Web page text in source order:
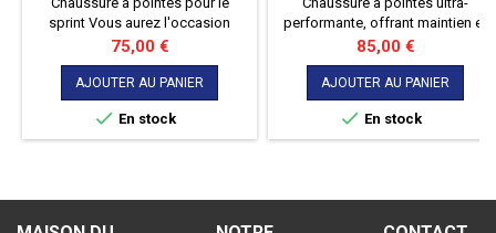
sprint Vous aurez l'occasion
d'utiliser cette paire de pointe
pour les sprints allant du 60 à
400m.
Prix
75,00 €
AJOUTER AU PANIER
 En stock
performante, offrant maintien et
propulsion pour une vitesse
optimale sur piste.
Prix
85,00 €
AJOUTER AU PANIER
 En stock